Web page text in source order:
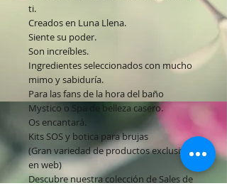
ti.
Creados en Luna Llena.
Siente su poder.
Son increíbles.
Ingredientes seleccionados con mucho
mimo y sabiduría.
Para las fans de la hora del baño
Mystico o Spa de belleza casero.
Os encantará.
Kits SOS y botica para brujas
(Gran variedad de productos exclusivos
en web)
Descubre nuestra colección de Sales de